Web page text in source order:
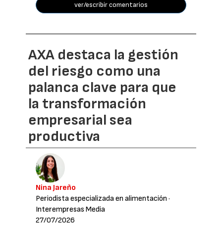
ver/escribir comentarios
AXA destaca la gestión
del riesgo como una
palanca clave para que
la transformación
empresarial sea
productiva
Nina Jareño
Periodista especializada en alimentación ·
Interempresas Media
27/07/2026